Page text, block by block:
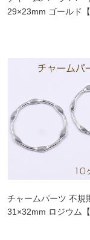
29×23mm ゴールド【
チャームパーツ 不規
31×32mm ロジウム【